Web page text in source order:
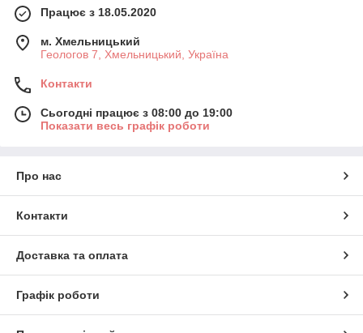
Працює з 18.05.2020
м. Хмельницький
Геологов 7, Хмельницький, Україна
Контакти
Сьогодні працює з 08:00 до 19:00
Показати весь графік роботи
Про нас
Контакти
Доставка та оплата
Графік роботи